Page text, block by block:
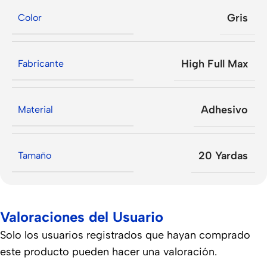
Color Gris
Fabricante High Full Max
Material Adhesivo
Tamaño 20 Yardas
Valoraciones del Usuario
Solo los usuarios registrados que hayan comprado
este producto pueden hacer una valoración.